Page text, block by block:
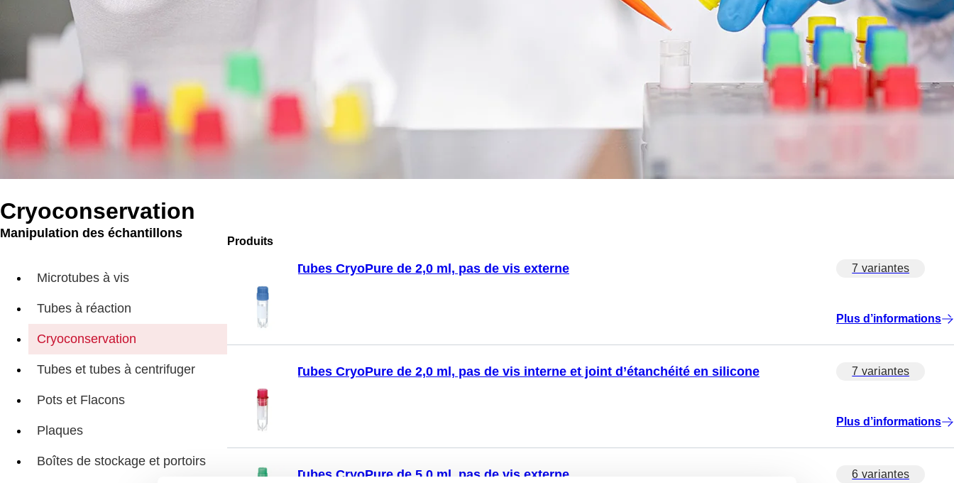
Cryoconservation
Manipulation des échantillons
Microtubes à vis
Tubes à réaction
Cryoconservation
Tubes et tubes à centrifuger
Pots et Flacons
Plaques
Boîtes de stockage et portoirs
Produits
Tubes CryoPure de 2,0 ml, pas de vis externe 7 variantes
Plus d’informations
Tubes CryoPure de 2,0 ml, pas de vis interne et joint d’étanchéité en silicone 7 variantes
Plus d’informations
Tubes CryoPure de 5,0 ml, pas de vis externe 6 variantes